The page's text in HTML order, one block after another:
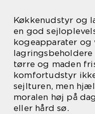
Køkkenudstyr og
en god
kogeapparater
tørre og maden
komfortudstyr
sejlturen, men
moralen høj på
eller hård sø.